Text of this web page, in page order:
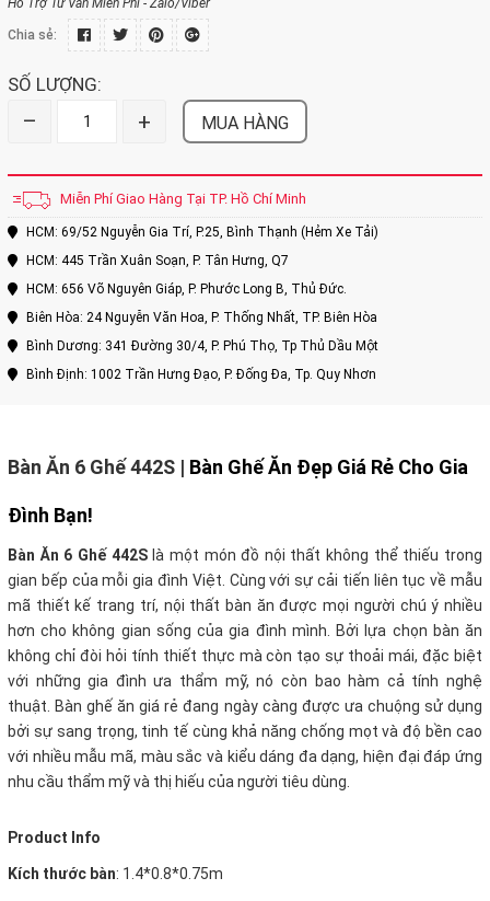
Hỗ Trợ Tư Vấn Miễn Phí - Zalo/Viber
Chia sẻ:
SỐ LƯỢNG:
– + MUA HÀNG
Miễn Phí Giao Hàng Tại TP. Hồ Chí Minh
HCM: 69/52 Nguyễn Gia Trí, P.25, Bình Thạnh (Hẻm Xe Tải)
HCM: 445 Trần Xuân Soạn, P. Tân Hưng, Q7
HCM: 656 Võ Nguyên Giáp, P. Phước Long B, Thủ Đức.
Biên Hòa: 24 Nguyễn Văn Hoa, P. Thống Nhất, TP. Biên Hòa
Bình Dương: 341 Đường 30/4, P. Phú Thọ, Tp Thủ Dầu Một
Bình Định: 1002 Trần Hưng Đạo, P. Đống Đa, Tp. Quy Nhơn
Bàn Ăn 6 Ghế 442S | Bàn Ghế Ăn Đẹp Giá Rẻ Cho Gia
Đình Bạn!
Bàn Ăn 6 Ghế 442Slà một món đồ nội thất không thể thiếu trong
gian bếp của mỗi gia đình Việt. Cùng với sự cải tiến liên tục về mẫu
mã thiết kế trang trí, nội thất bàn ăn được mọi người chú ý nhiều
hơn cho không gian sống của gia đình mình. Bởi lựa chọn bàn ăn
không chỉ đòi hỏi tính thiết thực mà còn tạo sự thoải mái, đặc biệt
với những gia đình ưa thẩm mỹ, nó còn bao hàm cả tính nghệ
thuật. Bàn ghế ăn giá rẻ đang ngày càng được ưa chuộng sử dụng
bởi sự sang trọng, tinh tế cùng khả năng chống mọt và độ bền cao
với nhiều mẫu mã, màu sắc và kiểu dáng đa dạng, hiện đại đáp ứng
nhu cầu thẩm mỹ và thị hiếu của người tiêu dùng.
Product Info
Kích thước bàn: 1.4*0.8*0.75m